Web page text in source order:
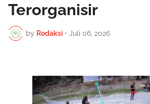
Terorganisir
by Redaksi • Juli 06, 2026